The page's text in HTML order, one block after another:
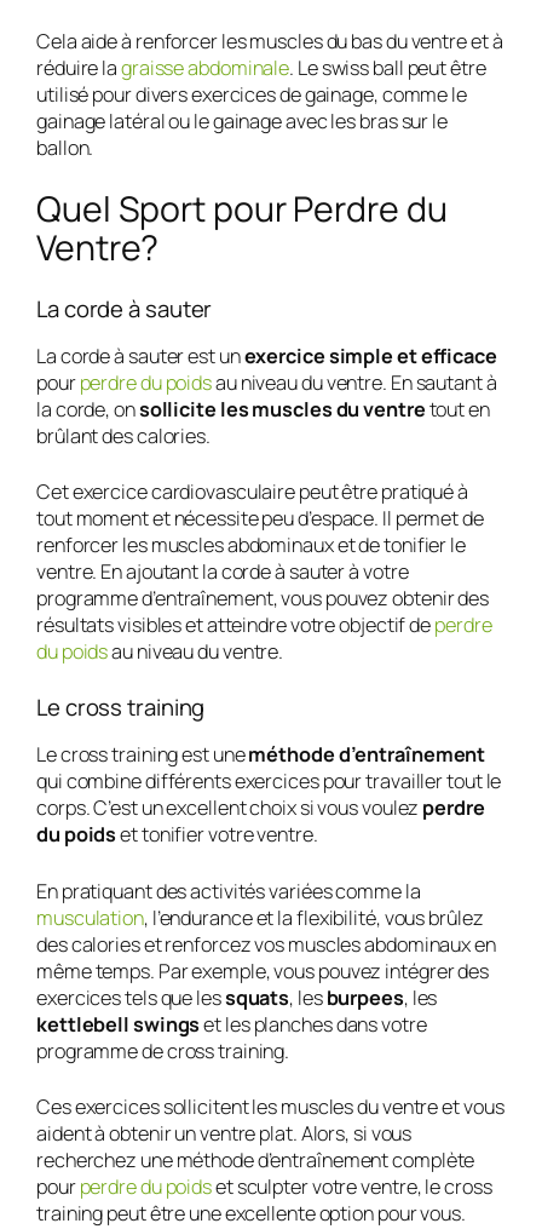
Cela aide à renforcer les muscles du bas du ventre et à
réduire lagraisse abdominale. Le swiss ball peut être
utilisé pour divers exercices de gainage, comme le
gainage latéral ou le gainage avec les bras sur le
ballon.
Quel Sport pour Perdre du
Ventre?
La corde à sauter
La corde à sauter est unexercice simple et efficace
pourperdre du poidsau niveau du ventre. En sautant à
la corde, onsollicite les muscles du ventretout en
brûlant des calories.
Cet exercice cardiovasculaire peut être pratiqué à
tout moment et nécessite peu d’espace. Il permet de
renforcer les muscles abdominaux et de tonifier le
ventre. En ajoutant la corde à sauter à votre
programme d’entraînement, vous pouvez obtenir des
résultats visibles et atteindre votre objectif deperdre
du poidsau niveau du ventre.
Le cross training
Le cross training est uneméthode d’entraînement
qui combine différents exercices pour travailler tout le
corps. C’est un excellent choix si vous voulez perdre
du poidset tonifier votre ventre.
En pratiquant des activités variées comme la
musculation, l’endurance et la flexibilité, vous brûlez
des calories et renforcez vos muscles abdominaux en
même temps. Par exemple, vous pouvez intégrer des
exercices tels que lessquats, lesburpees, les
kettlebell swingset les planches dans votre
programme de cross training.
Ces exercices sollicitent les muscles du ventre et vous
aident à obtenir un ventre plat. Alors, si vous
recherchez une méthode d’entraînement complète
pourperdre du poidset sculpter votre ventre, le cross
training peut être une excellente option pour vous.